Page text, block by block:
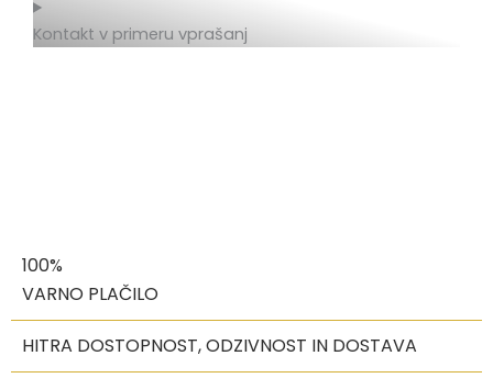
Kontakt v primeru vprašanj
100%
VARNO PLAČILO
HITRA DOSTOPNOST, ODZIVNOST IN DOSTAVA